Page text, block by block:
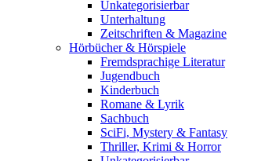
Unkategorisierbar
Unterhaltung
Zeitschriften & Magazine
Hörbücher & Hörspiele
Fremdsprachige Literatur
Jugendbuch
Kinderbuch
Romane & Lyrik
Sachbuch
SciFi, Mystery & Fantasy
Thriller, Krimi & Horror